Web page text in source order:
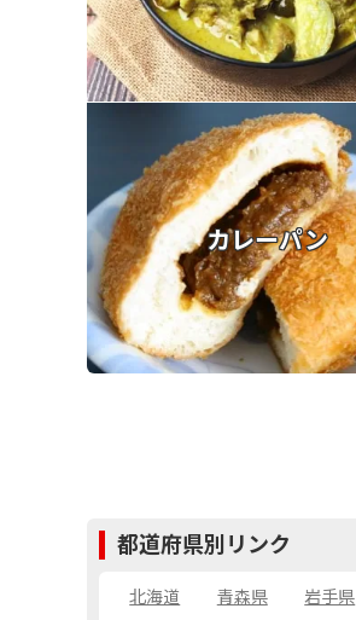
カレーパン
都道府県別リンク
北海道 青森県 岩手県